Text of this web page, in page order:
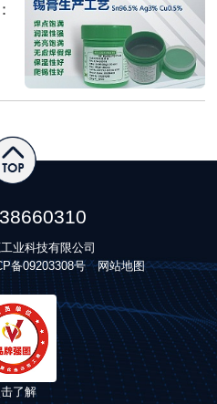
业科技有限公司
备09203308号 网站地图
了解